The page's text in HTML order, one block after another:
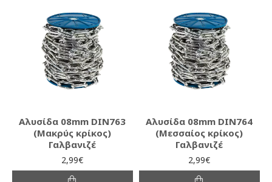
Αλυσίδα 08mm DIN763
(Μακρύς κρίκος)
Γαλβανιζέ
2,99€
Αλυσίδα 08mm DIN764
(Μεσσαίος κρίκος)
Γαλβανιζέ
2,99€